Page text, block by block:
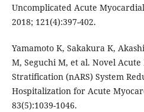
Uncomplicated Acute
2018; 121(4):397-402.
Yamamoto K, Sakakura K,
M, Seguchi M, et al. Novel
Stratification (nARS) System
Hospitalization for Acute
83(5):1039-1046.